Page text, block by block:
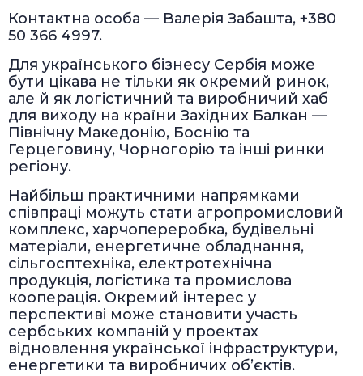
Контактна особа — Валерія Забашта, +380
50 366 4997.
Для українського бізнесу Сербія може
бути цікава не тільки як окремий ринок,
але й як логістичний та виробничий хаб
для виходу на країни Західних Балкан —
Північну Македонію, Боснію та
Герцеговину, Чорногорію та інші ринки
регіону.
Найбільш практичними напрямками
співпраці можуть стати агропромисловий
комплекс, харчопереробка, будівельні
матеріали, енергетичне обладнання,
сільгосптехніка, електротехнічна
продукція, логістика та промислова
кооперація. Окремий інтерес у
перспективі може становити участь
сербських компаній у проектах
відновлення української інфраструктури,
енергетики та виробничих об’єктів.